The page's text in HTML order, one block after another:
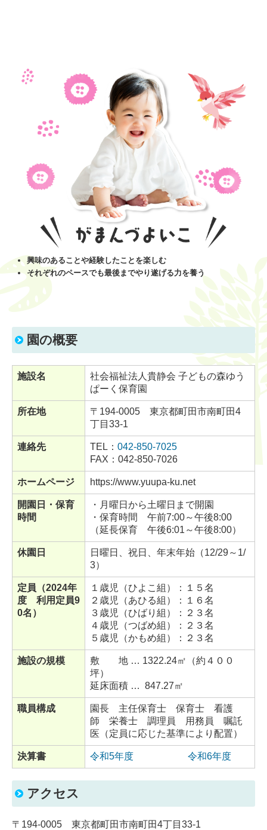
興味のあることや経験したことを楽しむ
それぞれのペースでも最後までやり遂げる力を養う
園の概要
施設名
社会福祉法人貴静会 子どもの森ゆう
ぱーく保育園
所在地
〒194-0005 東京都町田市南町田4
丁目33‐1
連絡先 TEL： 042-850-7025
FAX：042‐850‐7026
ホームページ https://www.yuupa-ku.net
開園日・保育
時間
・月曜日から土曜日まで開園
・保育時間 午前7:00～午後8:00
（延長保育 午後6:01～午後8:00）
休園日
日曜日、祝日、年末年始（12/29～1/
3）
定員（2024年
度 利用定員9
0名 ）
１歳児（ひよこ組）：１５名
２歳児（あひる組）：１６名
３歳児（ひばり組）：２３名
４歳児（つばめ組）：２３名
５歳児（かもめ組）：２３名
施設の規模 敷 地 … 1322.24㎡
（約４００
坪）
延床面積 … 847.27㎡
職員構成
園長 主任保育士 保育士 看護
師 栄養士 調理員 用務員 嘱託
医（定員に応じた基準により配置）
決算書 令和5年度 令和6年度
アクセス
〒194-0005 東京都町田市南町田4丁目33‐1